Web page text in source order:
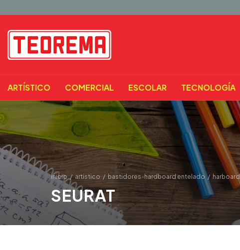
ARTÍSTICO COMERCIAL ESCOLAR TECNOLOGÍA
inicio / artistico / bastidores-hardboard entelado /
SEURAT